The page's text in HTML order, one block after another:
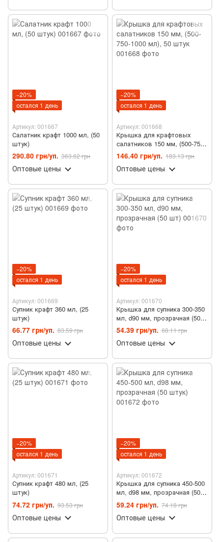
−20%
остался 1 день
Артикул: 001667
Салатник крафт 1000 мл, (50
штук)
290.80 грн/уп. 363.62 грн
Оптовые цены
−20%
остался 1 день
Артикул: 001668
Крышка для крафтовых
салатников 150 мм, (500-750-
1000 мл), 50 штук
146.40 грн/уп. 183.13 грн
Оптовые цены
−20%
остался 1 день
Артикул: 001669
Супник крафт 360 мл, (25
штук)
66.77 грн/уп. 83.59 грн
Оптовые цены
−20%
остался 1 день
Артикул: 001670
Крышка для супника 300-350
мл, d90 мм, прозрачная (50
шт)
54.39 грн/уп. 68.11 грн
Оптовые цены
−20%
остался 1 день
Артикул: 001671
Супник крафт 480 мл, (25
штук)
74.72 грн/уп. 93.53 грн
Оптовые цены
−20%
остался 1 день
Артикул: 001672
Крышка для супника 450-500
мл, d98 мм, прозрачная (50
штук)
59.24 грн/уп. 74.18 грн
Оптовые цены